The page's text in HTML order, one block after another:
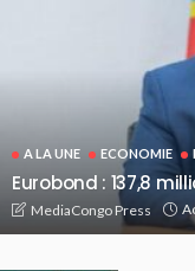
A LA UNE ECONOMIE
Eurobond : 137,8
MediaCongo Press